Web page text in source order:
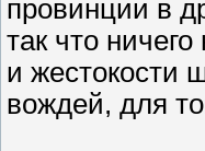
провинции в
так что
и жестокости
вождей, для